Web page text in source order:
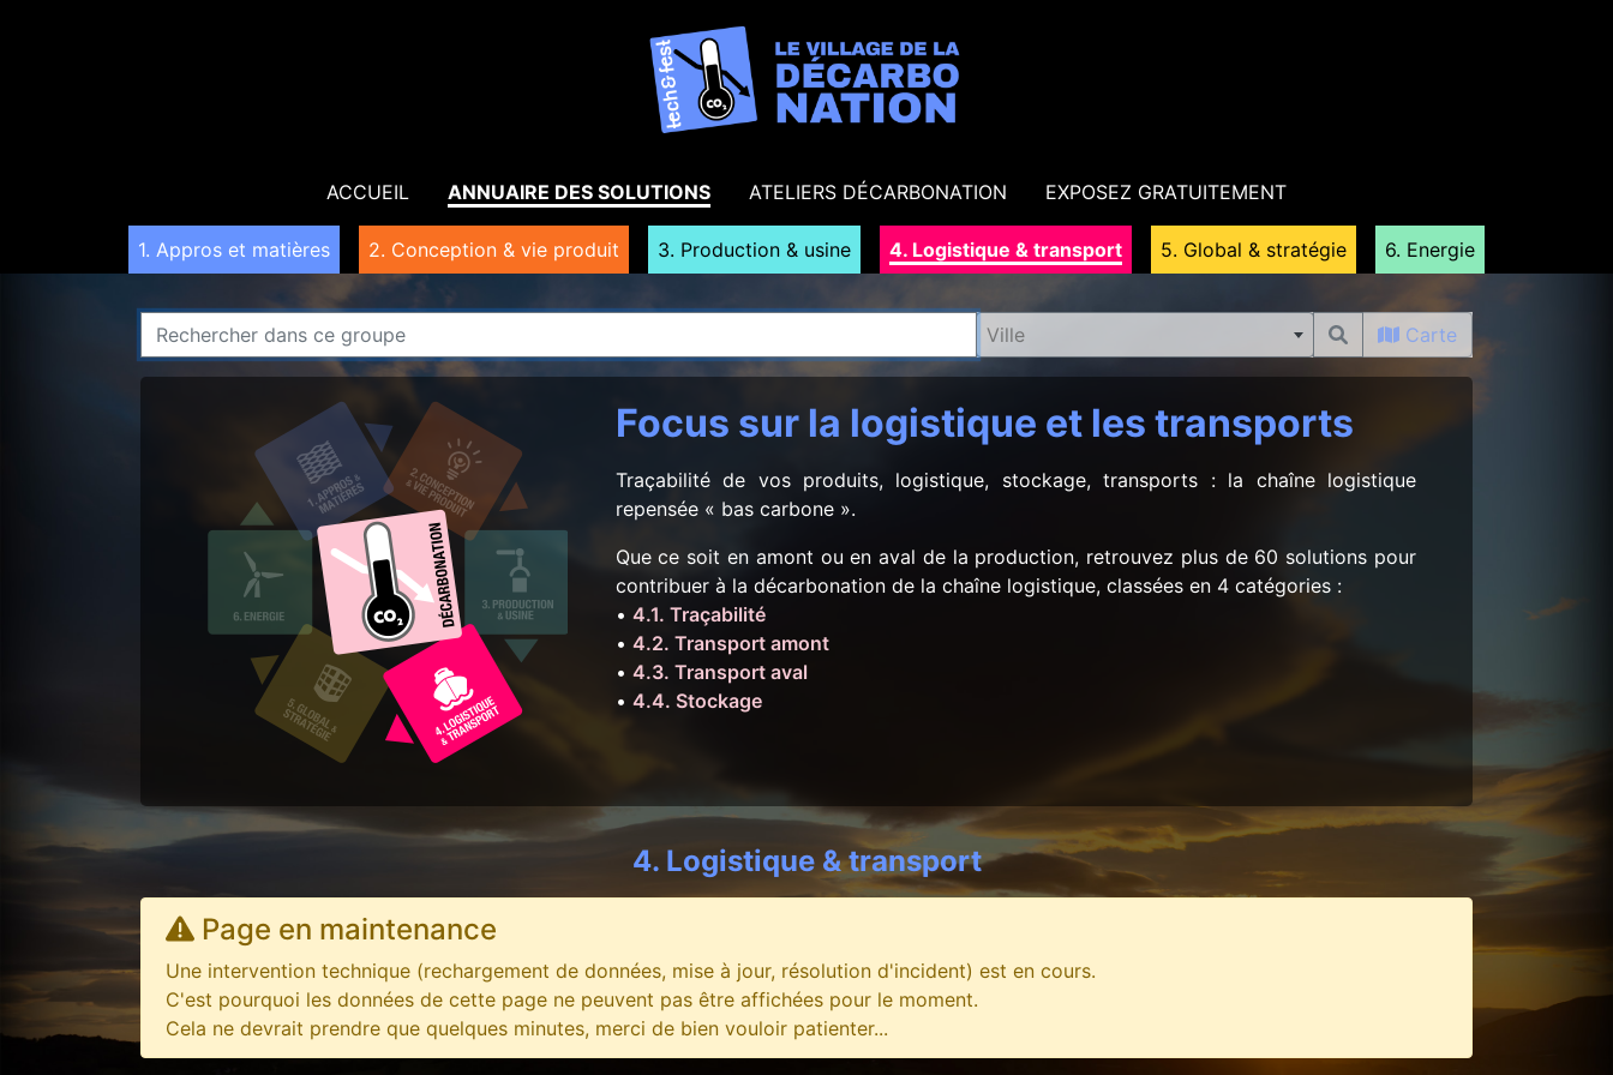
ACCUEIL ANNUAIRE DES SOLUTIONS ATELIERS DÉCARBONATION EXPOSEZ GRATUITEMENT
1. Appros et matières 2. Conception & vie produit 3. Production & usine 4. Logistique & transport 5. Global & stratégie 6. Energie
Rechercher Ville Carte
Focus sur la logistique et les transports
Traçabilité de vos produits, logistique, stockage, transports : la chaîne logistique
repensée « bas carbone ».
Que ce soit en amont ou en aval de la production, retrouvez plus de 60 solutions pour
contribuer à la décarbonation de la chaîne logistique, classées en 4 catégories :
• 4.1. Traçabilité
• 4.2. Transport amont
• 4.3. Transport aval
• 4.4. Stockage
4. Logistique & transport
Page en maintenance
Une intervention technique (rechargement de données, mise à jour, résolution d'incident) est en cours.
C'est pourquoi les données de cette page ne peuvent pas être affichées pour le moment.
Cela ne devrait prendre que quelques minutes, merci de bien vouloir patienter...